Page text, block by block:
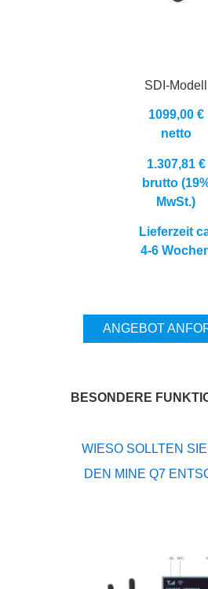
SDI-Modell
1099,00 €
netto
1.307,81 €
brutto
MwSt.)
Lieferzeit
4-6
ANGEBOT
BESONDERE
WIESO SOLLTEN
DEN MINE Q7